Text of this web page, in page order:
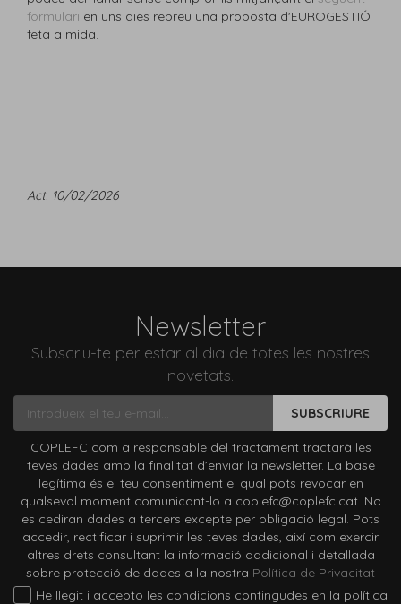
formulari en uns dies rebreu una proposta d'EUROGESTIÓ
feta a mida.
Act. 10/02/2026
Newsletter
Subscriu-te per estar al dia de totes les nostres
novetats.
SUBSCRIURE
COPLEFC com a responsable del tractament tractarà les
teves dades amb la finalitat d’enviar la newsletter. La base
legítima és el teu consentiment el qual pots revocar en
qualsevol moment comunicant-lo a coplefc@coplefc.cat. No
es cediran dades a tercers excepte per obligació legal. Pots
accedir, rectificar i suprimir les teves dades, així com exercir
altres drets consultant la informació addicional i detallada
sobre protecció de dades a la nostra Política de Privacitat
He llegit i accepto les condicions contingudes en la política